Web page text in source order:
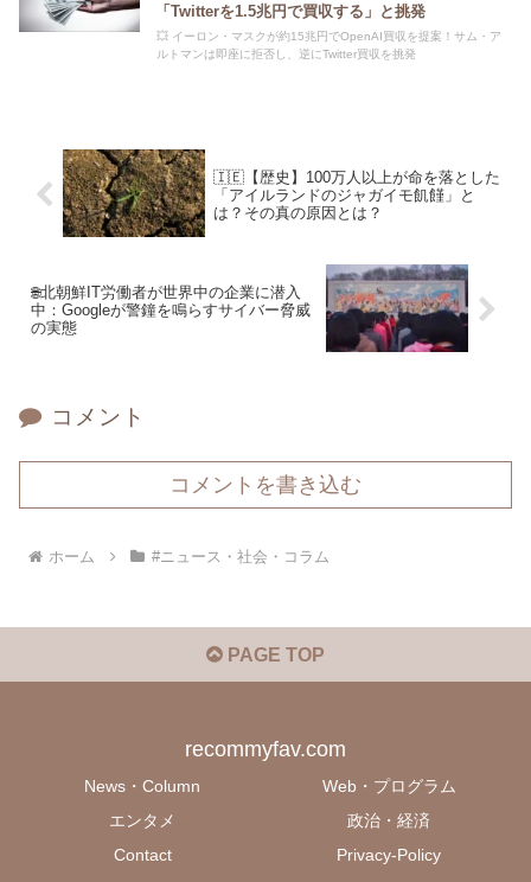
「Twitterを1.5兆円で買収する」と挑発
💥 イーロン・マスクが約15兆円でOpenAI買収を提案！サム・ア
ルトマンは即座に拒否し、逆にTwitter買収を挑発
🇮🇪【歴史】100万人以上が命を落とした
「アイルランドのジャガイモ飢饉」と
は？その真の原因とは？
🌐北朝鮮IT労働者が世界中の企業に潜入
中：Googleが警鐘を鳴らすサイバー脅威
の実態
コメント
コメントを書き込む
ホーム #ニュース・社会・コラム
PAGE TOP
recommyfav.com
News・Column
Web・プログラム
エンタメ
政治・経済
Contact
Privacy-Policy